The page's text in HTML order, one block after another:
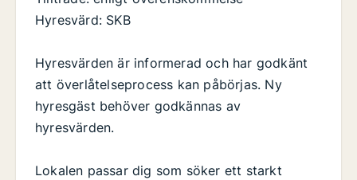
Hyresvärd: SKB
Hyresvärden är informerad och har godkänt
att överlåtelseprocess kan påbörjas. Ny
hyresgäst behöver godkännas av
hyresvärden.
Lokalen passar dig som söker ett starkt